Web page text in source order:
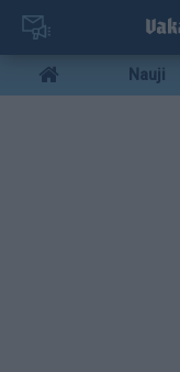
Pereiti
pagrindinį
turinį
Mobile
menu
Nauji